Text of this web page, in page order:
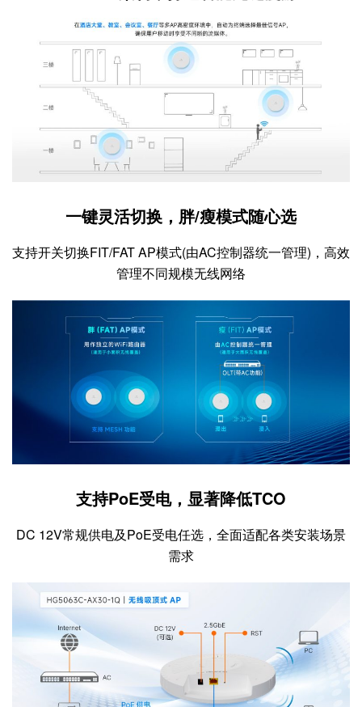
一键灵活切换，胖/瘦模式随心选
支持开关切换FIT/FAT AP模式(由AC控制器统一管理)，高效
管理不同规模无线网络
支持PoE受电，显著降低TCO
DC 12V常规供电及PoE受电任选，全面适配各类安装场景
需求